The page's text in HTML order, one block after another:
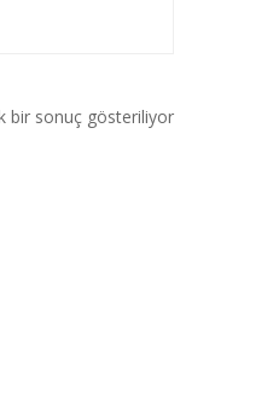
bir sonuç gösteriliyor